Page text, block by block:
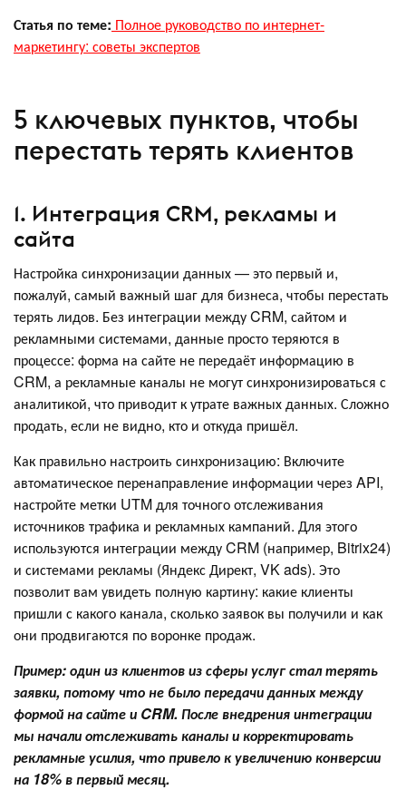
Статья по теме: Полное руководство по интернет-
маркетингу: советы экспертов
5 ключевых пунктов, чтобы
перестать терять клиентов
1. Интеграция CRM, рекламы и
сайта
Настройка синхронизации данных — это первый и,
пожалуй, самый важный шаг для бизнеса, чтобы перестать
терять лидов. Без интеграции между CRM, сайтом и
рекламными системами, данные просто теряются в
процессе: форма на сайте не передаёт информацию в
CRM, а рекламные каналы не могут синхронизироваться с
аналитикой, что приводит к утрате важных данных. Сложно
продать, если не видно, кто и откуда пришёл.
Как правильно настроить синхронизацию: Включите
автоматическое перенаправление информации через API,
настройте метки UTM для точного отслеживания
источников трафика и рекламных кампаний. Для этого
используются интеграции между CRM (например, Bitrix24)
и системами рекламы (Яндекс Директ, VK ads). Это
позволит вам увидеть полную картину: какие клиенты
пришли с какого канала, сколько заявок вы получили и как
они продвигаются по воронке продаж.
Пример: один из клиентов из сферы услуг стал терять
заявки, потому что не было передачи данных между
формой на сайте и CRM. После внедрения интеграции
мы начали отслеживать каналы и корректировать
рекламные усилия, что привело к увеличению конверсии
на 18% в первый месяц.